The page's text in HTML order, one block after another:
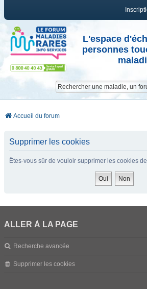
L'espace
personnes
Accueil du forum
Supprimer les cookies
Êtes-vous sûr de vouloir supprimer les cookies
ALLER À LA PAGE
Recherche avancée
Supprimer les cookies